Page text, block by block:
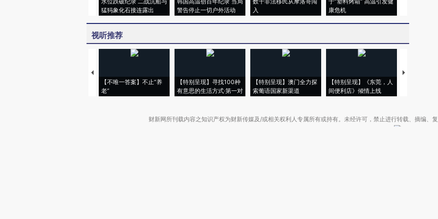
猛犸象化石接连露出
警告停止一切户外活动
入
康危机
视听推荐
【不唯一答案】不止“养
老”
【特别呈现】寻找100种
有意思的生活方式·第一对
【特别呈现】澳门全力探
索葡语国家新渠道
【特别呈现】《东莞，人
间便利店》倾情上线
【推广】走
财新网所刊载内容之知识产权为财新传媒及/或相关权利人专属所有或持有。未经许可，禁止进行转载、摘编、复